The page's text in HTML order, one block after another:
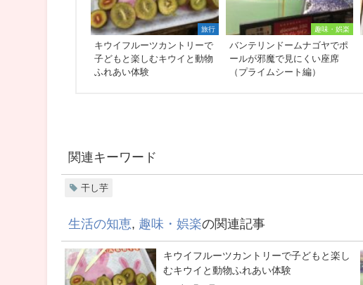
旅行
キウイフルーツカントリーで
子どもと楽しむキウイと動物
ふれあい体験
趣味・娯楽
バンテリンドームナゴヤでポ
ールが邪魔で見にくい座席
（プライムシート編）
関連キーワード
干し芋
生活の知恵, 趣味・娯楽の関連記事
キウイフルーツカントリーで子どもと楽し
むキウイと動物ふれあい体験